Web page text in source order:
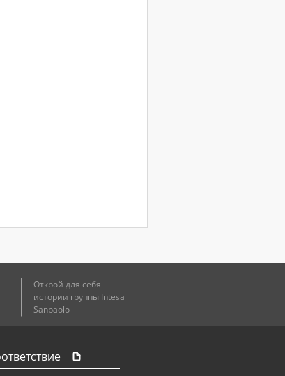
Открой для себя
истории группы Intesa
Sanpaolo